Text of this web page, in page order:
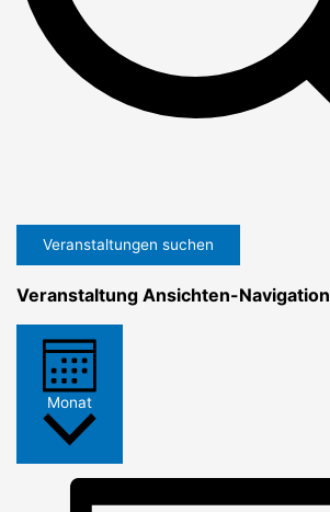
Veranstaltungen suchen
Veranstaltung Ansichten-Navigation
Monat